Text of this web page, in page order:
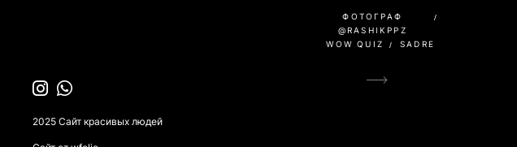
2025 Сайт красивых людей
ФОТОГРАФ
@RASHIKPPZ
WOW QUIZ
SADRE